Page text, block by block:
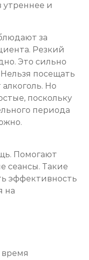
утреннее и
за
Резкий
Это сильно
посещать
Но
поскольку
периода
Помогают
сеансы. Такие
эффективность
на